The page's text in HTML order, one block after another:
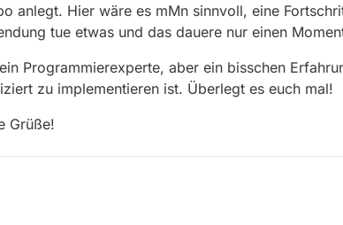
anlegt. Hier wäre es mMn sinnvoll, eine
tue etwas und das dauere nur einen
Programmierexperte, aber ein bisschen
zu implementieren ist. Überlegt es euch mal!
Grüße!